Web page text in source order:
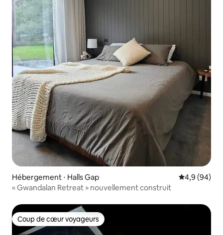
Hébergement ⋅ Halls Gap Évaluation
4,9 (94)
« Gwandalan Retreat » nouvellement construit
Coup de cœur voyageurs
Coup de cœur voyageurs